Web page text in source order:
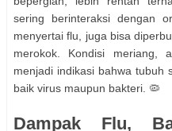
sering berinteraksi dengan
menyertai flu, juga bisa
merokok. Kondisi meriang,
menjadi indikasi bahwa tubuh
baik virus maupun bakteri. 🦠
Dampak Flu,